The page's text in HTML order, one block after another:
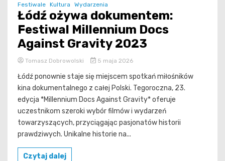
Festiwale Kultura Wydarzenia
Łódź ożywa dokumentem:
Festiwal Millennium Docs
Against Gravity 2023
Tomasz Dobrowolski 5 maja 2026
Łódź ponownie staje się miejscem spotkań miłośników
kina dokumentalnego z całej Polski. Tegoroczna, 23.
edycja *Millennium Docs Against Gravity* oferuje
uczestnikom szeroki wybór filmów i wydarzeń
towarzyszących, przyciągając pasjonatów historii
prawdziwych. Unikalne historie na...
Czytaj dalej